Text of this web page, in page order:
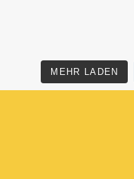
MEHR LADEN